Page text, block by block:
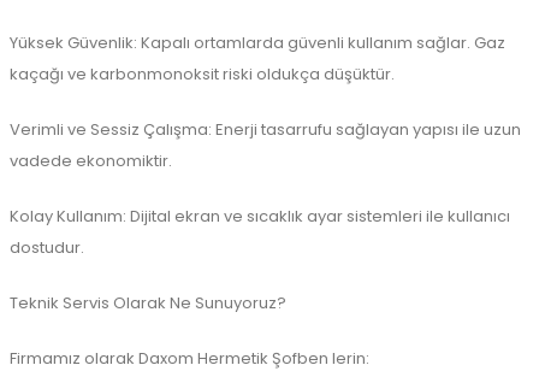
Yüksek Güvenlik: Kapalı ortamlarda güvenli kullanım sağlar. Gaz
kaçağı ve karbonmonoksit riski oldukça düşüktür.
Verimli ve Sessiz Çalışma: Enerji tasarrufu sağlayan yapısı ile uzun
vadede ekonomiktir.
Kolay Kullanım: Dijital ekran ve sıcaklık ayar sistemleri ile kullanıcı
dostudur.
Teknik Servis Olarak Ne Sunuyoruz?
Firmamız olarak Daxom Hermetik Şofben lerin: